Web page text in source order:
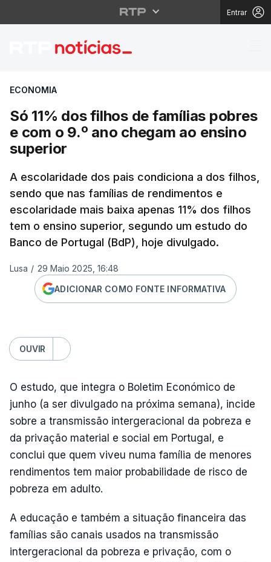
Entrar
Só 11% dos filhos de
ECONOMIA
Só 11% dos filhos de famílias pobres
e com o 9.º ano chegam ao ensino
superior
A escolaridade dos pais condiciona a dos filhos,
sendo que nas famílias de rendimentos e
escolaridade mais baixa apenas 11% dos filhos
tem o ensino superior, segundo um estudo do
Banco de Portugal (BdP), hoje divulgado.
Lusa / 29 Maio 2025, 16:48
ADICIONAR COMO FONTE INFORMATIVA
OUVIR
O estudo, que integra o Boletim Económico de
junho (a ser divulgado na próxima semana), incide
sobre a transmissão intergeracional da pobreza e
da privação material e social em Portugal, e
conclui que quem viveu numa família de menores
rendimentos tem maior probabilidade de risco de
pobreza em adulto.
A educação e também a situação financeira das
famílias são canais usados na transmissão
intergeracional da pobreza e privação, com o